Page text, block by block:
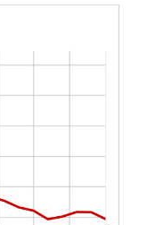
1,626万円
1,144万円
1,019万円